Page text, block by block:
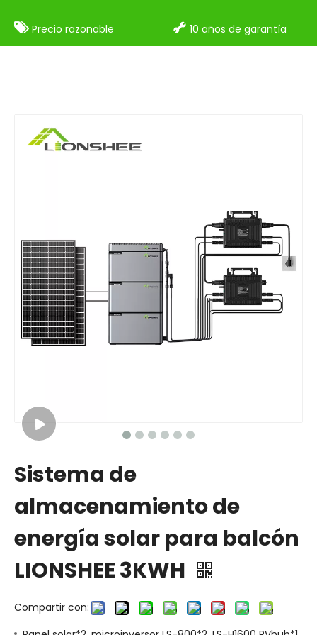
 Precio razonable  10 años de garantía
Sistema de
almacenamiento de
energía solar para balcón
LIONSHEE 3KWH
Compartir con: